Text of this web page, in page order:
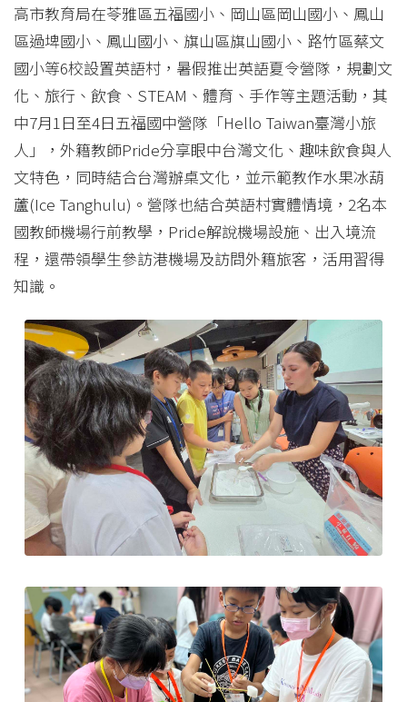
購
物
高市教育局在苓雅區五福國小、岡山區岡山國小、鳳山
區過埤國小、鳳山國小、旗山區旗山國小、路竹區蔡文
國小等6校設置英語村，暑假推出英語夏令營隊，規劃文
化、旅行、飲食、STEAM、體育、手作等主題活動，其
中7月1日至4日五福國中營隊「Hello Taiwan臺灣小旅
人」，外籍教師Pride分享眼中台灣文化、趣味飲食與人
文特色，同時結合台灣辦桌文化，並示範教作水果冰葫
蘆(Ice Tanghulu)。營隊也結合英語村實體情境，2名本
國教師機場行前教學，Pride解說機場設施、出入境流
程，還帶領學生參訪港機場及訪問外籍旅客，活用習得
知識。